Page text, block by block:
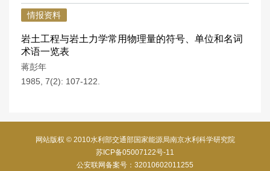
情报资料
岩土工程与岩土力学常用物理量的符号、单位和名词
术语一览表
蒋彭年
1985, 7(2): 107-122.
网站版权 © 2010水利部交通部国家能源局南京水利科学研究院
苏ICP备05007122号-11
公安联网备案号：32010602011255